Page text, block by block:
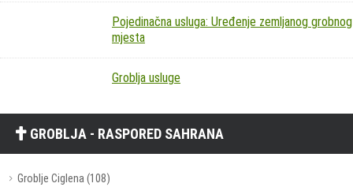
Pojedinačna usluga: Uređenje zemljanog grobnog
mjesta
Groblja usluge
GROBLJA - RASPORED SAHRANA
Groblje Ciglena (108)